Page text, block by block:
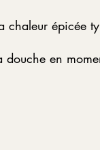
chaleur épicée
en